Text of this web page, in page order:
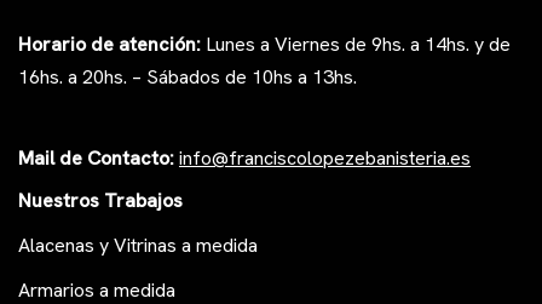
Horario de atención: Lunes a Viernes de 9hs. a 14hs. y de
16hs. a 20hs. – Sábados de 10hs a 13hs.
Mail de Contacto:info@franciscolopezebanisteria.es
Nuestros Trabajos
Alacenas y Vitrinas a medida
Armarios a medida